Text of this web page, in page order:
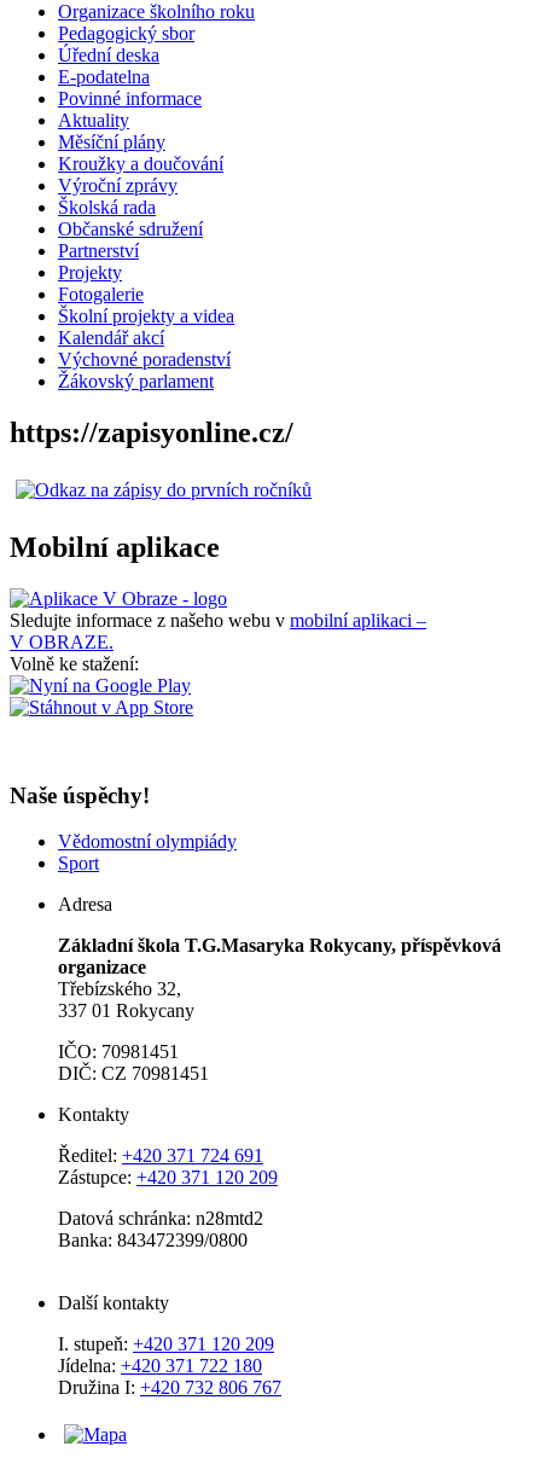
Organizace školního roku
Pedagogický sbor
Úřední deska
E-podatelna
Povinné informace
Aktuality
Měsíční plány
Kroužky a doučování
Výroční zprávy
Školská rada
Občanské sdružení
Partnerství
Projekty
Fotogalerie
Školní projekty a videa
Kalendář akcí
Výchovné poradenství
Žákovský parlament
https://zapisyonline.cz/
Mobilní aplikace
Sledujte informace z našeho webu v mobilní aplikaci –
V OBRAZE.
Volně ke stažení:
Naše úspěchy!
Vědomostní olympiády
Sport
Adresa
Základní škola T.G.Masaryka Rokycany, příspěvková
organizace
Třebízského 32,
337 01 Rokycany
IČO: 70981451
DIČ: CZ 70981451
Kontakty
Ředitel: +420 371 724 691
Zástupce: +420 371 120 209
Datová schránka: n28mtd2
Banka: 843472399/0800
Další kontakty
I. stupeň: +420 371 120 209
Jídelna: +420 371 722 180
Družina I: +420 732 806 767